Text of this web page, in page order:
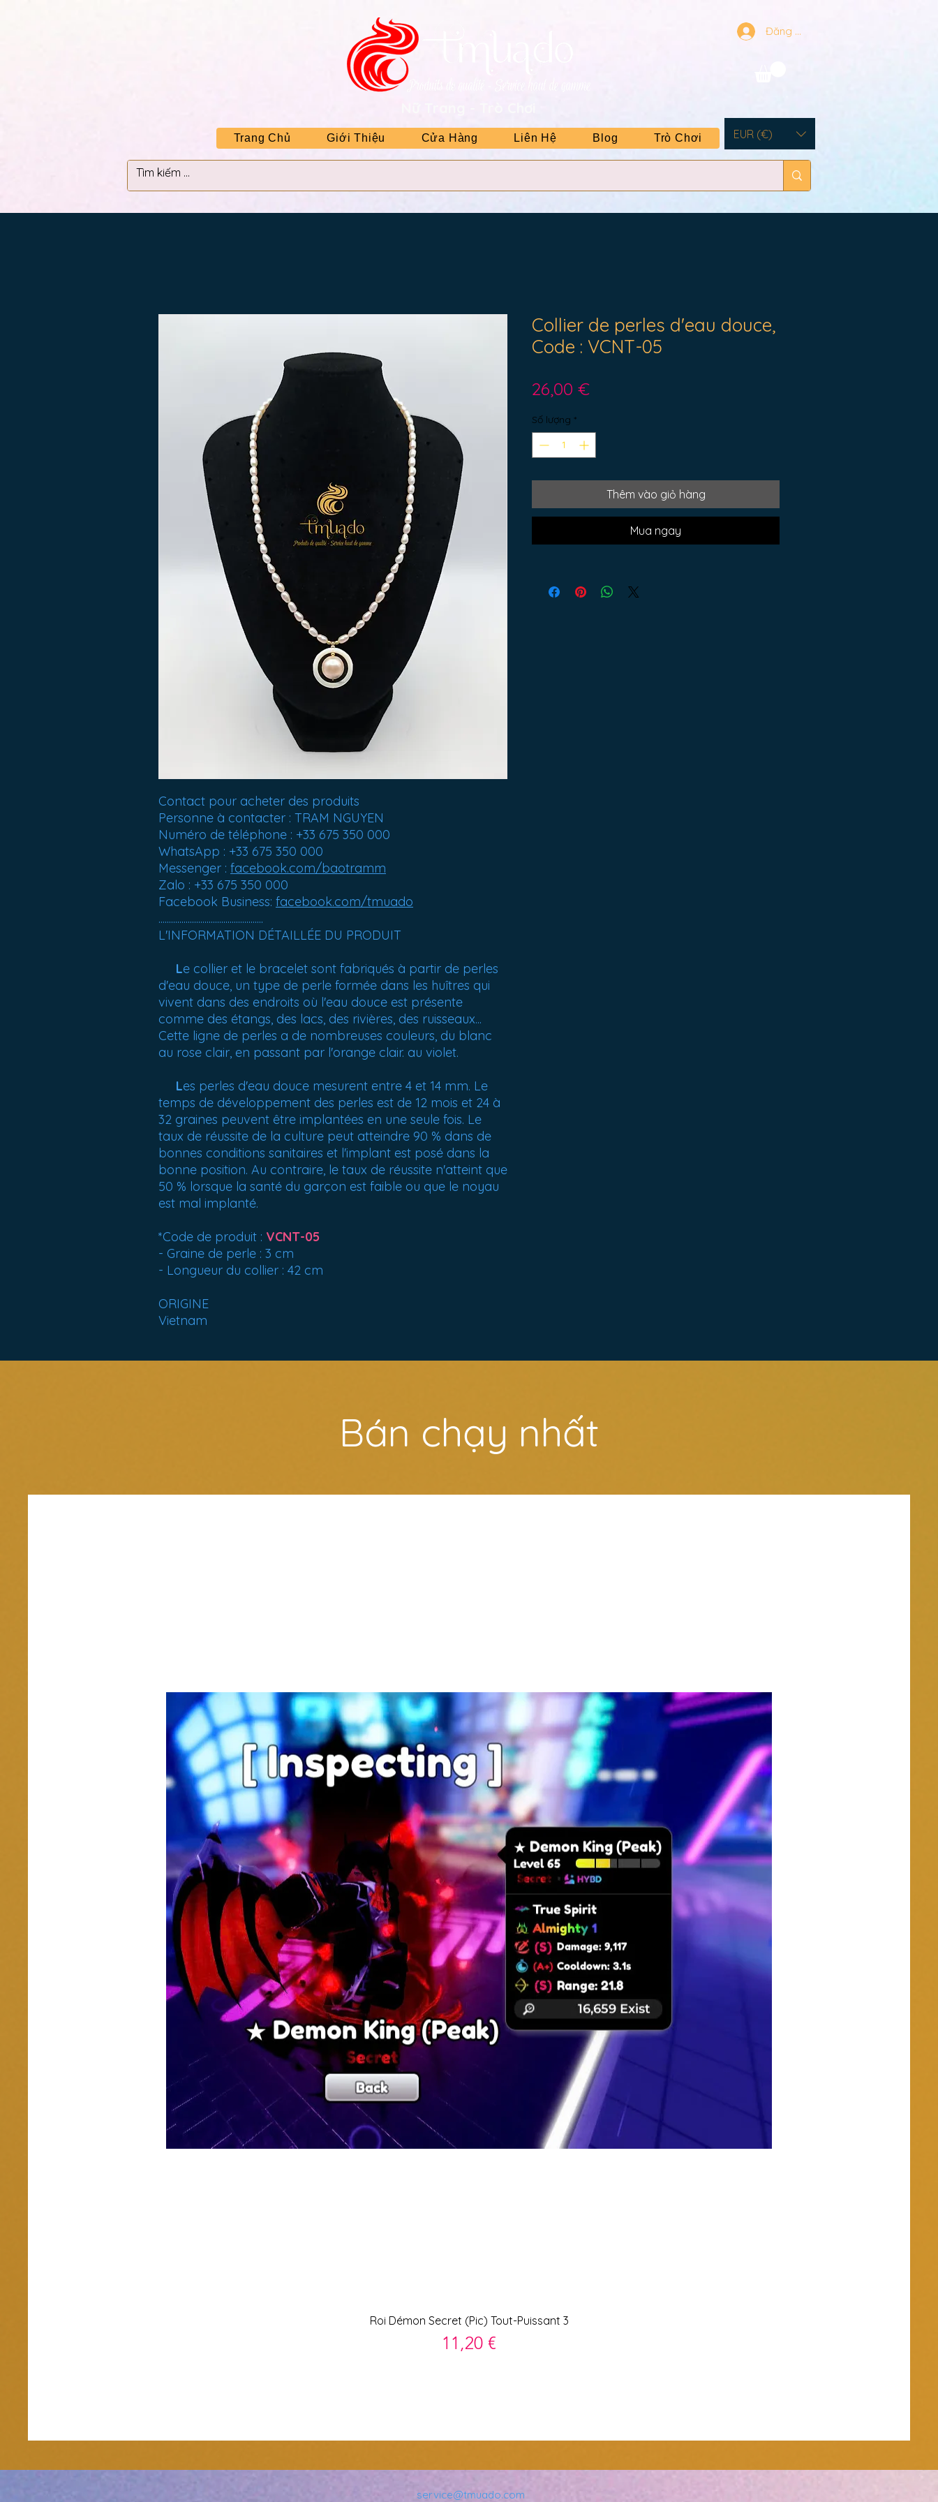
Trang Chủ Giới Thiệu Cửa Hàng Liên Hệ Blog Trò Chơi
Đăng nhập
EUR (€)
Contact pour acheter des produits
Personne à contacter : TRAM NGUYEN
Numéro de téléphone : +33 675 350 000
WhatsApp : +33 675 350 000
Messenger : facebook.com/baotramm
Zalo : +33 675 350 000
Facebook Business: facebook.com/tmuado
..................................................
L'INFORMATION DÉTAILLÉE DU PRODUIT
Le collier et le bracelet sont fabriqués à partir de perles
d'eau douce, un type de perle formée dans les huîtres qui
vivent dans des endroits où l'eau douce est présente
comme des étangs, des lacs, des rivières, des ruisseaux...
Cette ligne de perles a de nombreuses couleurs, du blanc
au rose clair, en passant par l'orange clair. au violet.
Les perles d'eau douce mesurent entre 4 et 14 mm. Le
temps de développement des perles est de 12 mois et 24 à
32 graines peuvent être implantées en une seule fois. Le
taux de réussite de la culture peut atteindre 90 % dans de
bonnes conditions sanitaires et l'implant est posé dans la
bonne position. Au contraire, le taux de réussite n'atteint que
50 % lorsque la santé du garçon est faible ou que le noyau
est mal implanté.
*Code de produit : VCNT-05
- Graine de perle : 3 cm
- Longueur du collier : 42 cm
ORIGINE
Vietnam
Collier de perles d'eau douce,
Code : VCNT-05
26,00 €Giá
Số lượng *
Thêm vào giỏ hàng
Mua ngay
Bán chạy nhất
Xem nhanh
Roi Démon Secret (Pic) Tout-Puissant 3
Giá
11,20 €
service@tmuado.com